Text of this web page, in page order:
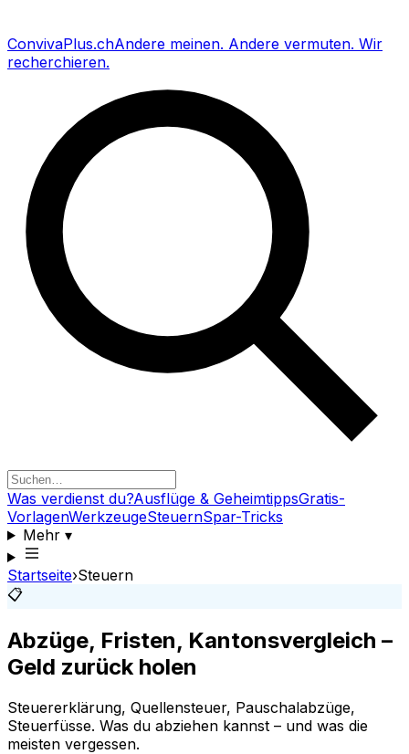
ConvivaPlus.chAndere meinen. Andere vermuten. Wir
recherchieren.
Was verdienst du?Ausflüge & GeheimtippsGratis-
VorlagenWerkzeugeSteuernSpar-Tricks
Mehr▾
Startseite›Steuern
📋
Abzüge, Fristen, Kantonsvergleich –
Geld zurück holen
Steuererklärung, Quellensteuer, Pauschalabzüge,
Steuerfüsse. Was du abziehen kannst – und was die
meisten vergessen.